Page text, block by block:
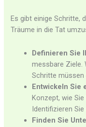
Es gibt einige Schritte,
Träume in die Tat
Definieren Sie
messbare Ziele.
Schritte müssen
Entwickeln Sie
Konzept, wie Sie
Identifizieren Sie
Finden Sie